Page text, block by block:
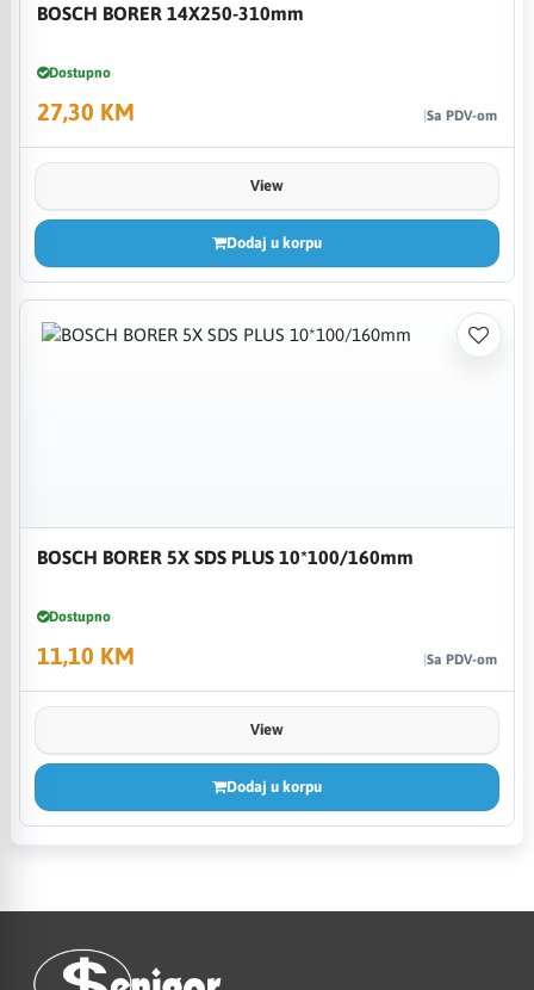
BOSCH BORER 14X250-310mm
Dostupno
27,30 KM Sa PDV-om
View
Dodaj u korpu
BOSCH BORER 5X SDS PLUS 10*100/160mm
Dostupno
11,10 KM Sa PDV-om
View
Dodaj u korpu